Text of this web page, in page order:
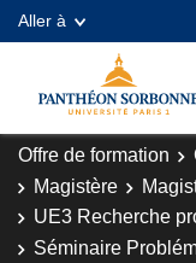
Aller à
Offre de formation
Magistère
UE3 Recherche
Séminaire